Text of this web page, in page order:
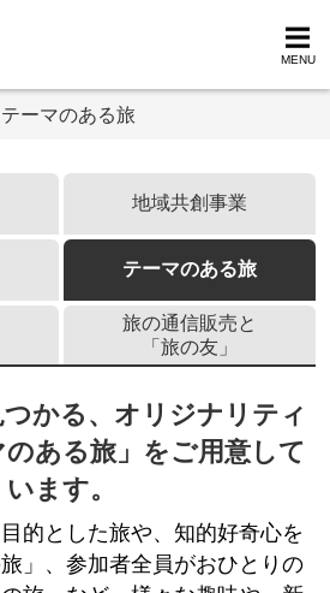
MENU
テーマのある旅
事業内容
地域共創事業
テーマのある旅
旅の通信販売と
「旅の友」
かる、オリジナリティ
ある旅」をご用意して
います。
的とした旅や、知的好奇心を
」、参加者全員がおひとりの